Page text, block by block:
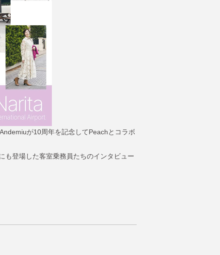
が10周年を記念してPeachとコラボ
も登場した客室乗務員たちのインタビュー